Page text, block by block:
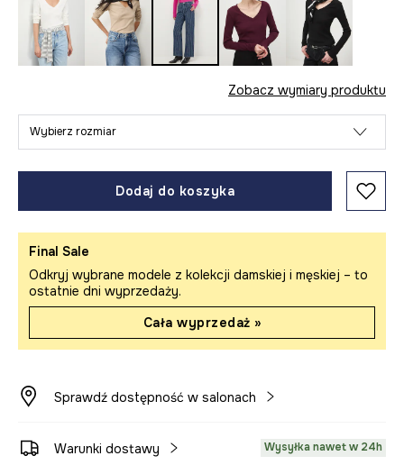
Zobacz wymiary produktu
Wybierz rozmiar
Dodaj do koszyka
Final Sale
Odkryj wybrane modele z kolekcji damskiej i męskiej – to
ostatnie dni wyprzedaży.
Cała wyprzedaż »
Sprawdź dostępność w salonach
Warunki dostawy Wysyłka nawet w 24h